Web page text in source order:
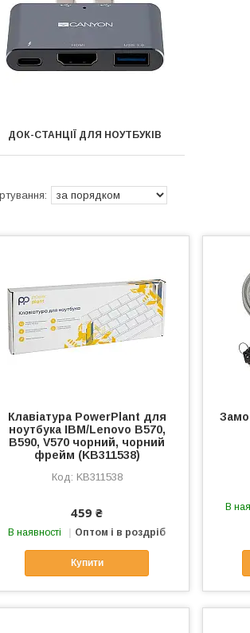
ДОК-СТАНЦІЇ ДЛЯ НОУТБУКІВ
Клавіатура PowerPlant для
ноутбука IBM/Lenovo B570,
B590, V570 чорний, чорний
фрейм (KB311538)
KB311538
459 ₴
В наявності Оптом і в роздріб
Купити
В